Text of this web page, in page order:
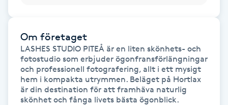
Japansk massage
Om företaget
LASHES STUDIO PITEÅ är en liten skönhets- och
fotostudio som erbjuder ögonfransförlängningar
och professionell fotografering, allt i ett mysigt
hem i kompakta utrymmen. Beläget på Hortlax
är din destination för att framhäva naturlig
skönhet och fånga livets bästa ögonblick.